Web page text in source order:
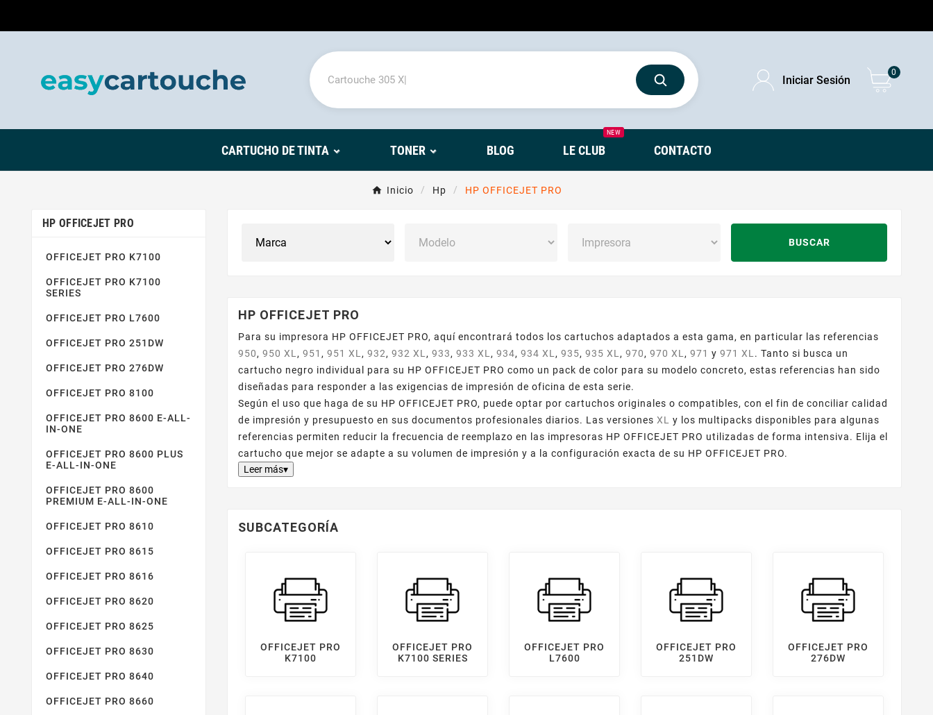
Iniciar Sesión
0
CARTUCHO DE TINTA TONER BLOG LE CLUB
NEW
CONTACTO
Inicio Hp HP OFFICEJET PRO
HP OFFICEJET PRO
OFFICEJET PRO K7100
OFFICEJET PRO K7100
SERIES
OFFICEJET PRO L7600
OFFICEJET PRO 251DW
OFFICEJET PRO 276DW
OFFICEJET PRO 8100
OFFICEJET PRO 8600 E-ALL-
IN-ONE
OFFICEJET PRO 8600 PLUS
E-ALL-IN-ONE
OFFICEJET PRO 8600
PREMIUM E-ALL-IN-ONE
OFFICEJET PRO 8610
OFFICEJET PRO 8615
OFFICEJET PRO 8616
OFFICEJET PRO 8620
OFFICEJET PRO 8625
OFFICEJET PRO 8630
OFFICEJET PRO 8640
OFFICEJET PRO 8660
BUSCAR
HP OFFICEJET PRO
Para su impresora HP OFFICEJET PRO, aquí encontrará todos los cartuchos adaptados a esta gama, en particular las referencias
950,950 XL ,951 ,951 XL ,932,932 XL ,933,933 XL ,934,934 XL ,935,935 XL ,970,970 XL ,971 y971 XL . Tanto si busca un
cartucho negro individual para su HP OFFICEJET PRO como un pack de color para su modelo concreto, estas referencias han sido
diseñadas para responder a las exigencias de impresión de oficina de esta serie.
Según el uso que haga de su HP OFFICEJET PRO, puede optar por cartuchos originales o compatibles, con el fin de conciliar calidad
de impresión y presupuesto en sus documentos profesionales diarios. Las versionesXL
y los multipacks disponibles para algunas
referencias permiten reducir la frecuencia de reemplazo en las impresoras HP OFFICEJET PRO utilizadas de forma intensiva. Elija el
cartucho que mejor se adapte a su volumen de impresión y a la configuración exacta de su HP OFFICEJET PRO.
Leer más▾
SUBCATEGORÍA
OFFICEJET PRO
K7100
OFFICEJET PRO
K7100 SERIES
OFFICEJET PRO
L7600
OFFICEJET PRO
251DW
OFFICEJET PRO
276DW